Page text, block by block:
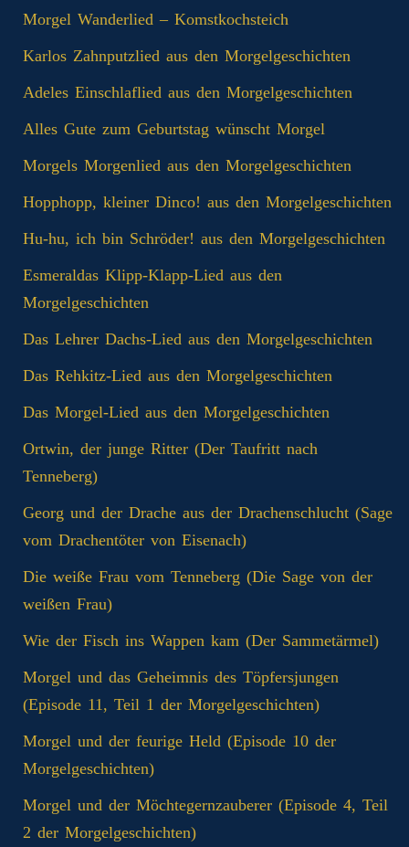
Morgel Wanderlied – Komstkochsteich
Karlos Zahnputzlied aus den Morgelgeschichten
Adeles Einschlaflied aus den Morgelgeschichten
Alles Gute zum Geburtstag wünscht Morgel
Morgels Morgenlied aus den Morgelgeschichten
Hopphopp, kleiner Dinco! aus den Morgelgeschichten
Hu-hu, ich bin Schröder! aus den Morgelgeschichten
Esmeraldas Klipp‑Klapp‑Lied aus den
Morgelgeschichten
Das Lehrer Dachs-Lied aus den Morgelgeschichten
Das Rehkitz-Lied aus den Morgelgeschichten
Das Morgel-Lied aus den Morgelgeschichten
Ortwin, der junge Ritter (Der Taufritt nach
Tenneberg)
Georg und der Drache aus der Drachenschlucht (Sage
vom Drachentöter von Eisenach)
Die weiße Frau vom Tenneberg (Die Sage von der
weißen Frau)
Wie der Fisch ins Wappen kam (Der Sammetärmel)
Morgel und das Geheimnis des Töpfersjungen
(Episode 11, Teil 1 der Morgelgeschichten)
Morgel und der feurige Held (Episode 10 der
Morgelgeschichten)
Morgel und der Möchtegernzauberer (Episode 4, Teil
2 der Morgelgeschichten)